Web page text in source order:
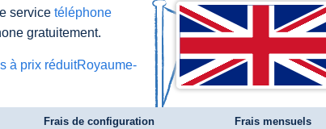
service téléphone
gratuitement.
à prix réduitRoyaume-
Frais de configuration Frais mensuels